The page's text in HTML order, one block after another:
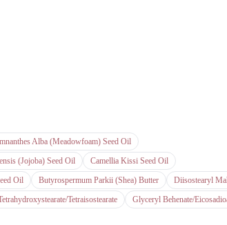
Alba (Meadowfoam) Seed Oil
(Jojoba) Seed Oil
Camellia Kissi Seed Oil
Oil
Butyrospermum Parkii (Shea) Butter
Diisostearyl
Tetraisostearate
Glyceryl Behenate/